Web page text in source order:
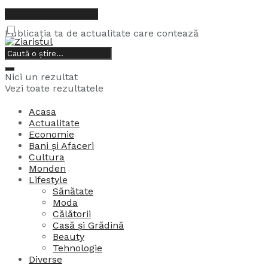
Publicația ta de actualitate care contează
9, august, 2026
Nici un rezultat
Vezi toate rezultatele
Acasa
Actualitate
Economie
Bani și Afaceri
Cultura
Monden
Lifestyle
Sănătate
Moda
Călătorii
Casă și Grădină
Beauty
Tehnologie
Diverse